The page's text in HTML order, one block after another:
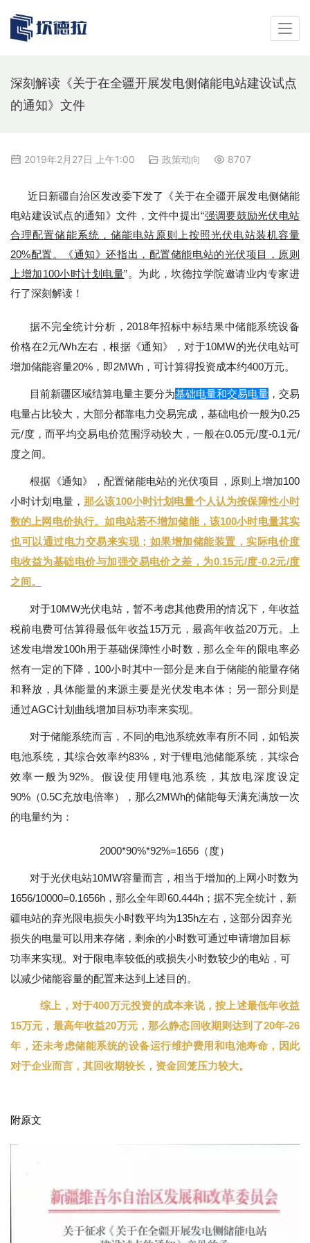
深刻解读《关于在全疆开展发电侧储能电站建设试点
的通知》文件
2019年2月27日 上午1:00 政策动向 8707
近日新疆自治区发改委下发了《关于在全疆开展发电侧储能
电站建设试点的通知》文件，文件中提出“强调要鼓励光伏电站
合理配置储能系统，储能电站原则上按照光伏电站装机容量
20%配置。《通知》还指出，配置储能电站的光伏项目，原则
上增加100小时计划电量”。为此，坎德拉学院邀请业内专家进
行了深刻解读！
据不完全统计分析，2018年招标中标结果中储能系统设备
价格在2元/Wh左右，根据《通知》，对于10MW的光伏电站可
增加储能容量20%，即2MWh，可计算得投资成本约400万元。
目前新疆区域结算电量主要分为基础电量和交易电量 ，交易
电量占比较大，大部分都靠电力交易完成，基础电价一般为0.25
元/度，而平均交易电价范围浮动较大，一般在0.05元/度-0.1元/
度之间。
根据《通知》，配置储能电站的光伏项目，原则上增加100
小时计划电量，那么该100小时计划电量个人认为按保障性小时
数的上网电价执行。如电站若不增加储能，该100小时电量其实
也可以通过电力交易来实现；如果增加储能装置，实际电价度
电收益为基础电价与加强交易电价之差，为0.15元/度-0.2元/度
之间。
对于10MW光伏电站，暂不考虑其他费用的情况下，年收益
税前电费可估算得最低年收益15万元，最高年收益20万元。上
述发电增发100h用于基础保障性小时数，那么全年的限电率必
然有一定的下降，100小时其中一部分是来自于储能的能量存储
和释放，具体能量的来源主要是光伏发电本体；另一部分则是
通过AGC计划曲线增加目标功率来实现。
对于储能系统而言，不同的电池系统效率有所不同，如铅炭
电池系统，其综合效率约83%，对于锂电池储能系统，其综合
效率一般为92%。假设使用锂电池系统，其放电深度设定
90%（0.5C充放电倍率），那么2MWh的储能每天满充满放一次
的电量约为：
2000*90%*92%=1656（度）
对于光伏电站10MW容量而言，相当于增加的上网小时数为
1656/10000=0.1656h，那么全年即60.444h；据不完全统计，新
疆电站的弃光限电损失小时数平均为135h左右，这部分因弃光
损失的电量可以用来存储，剩余的小时数可通过申请增加目标
功率来实现。对于限电率较低的或损失小时数较少的电站，可
以减少储能容量的配置来达到上述目的。
综上， 对于400万元投资的成本来说，按上述最低年收益
15万元，最高年收益20万元，那么静态回收期则达到了20年-26
年，还未考虑储能系统的设备运行维护费用和电池寿命，因此
对于企业而言，其回收期较长，资金回笼压力较大。
附原文